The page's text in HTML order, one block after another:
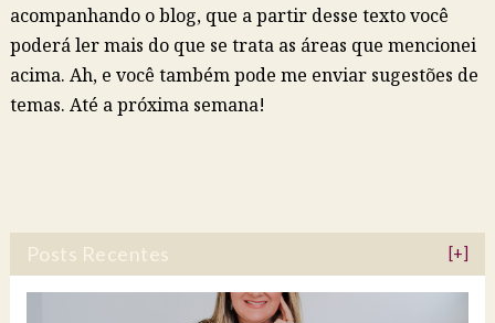
acompanhando o blog, que a partir desse texto você
poderá ler mais do que se trata as áreas que mencionei
acima. Ah, e você também pode me enviar sugestões de
temas. Até a próxima semana!
Posts Recentes [+]